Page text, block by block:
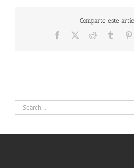
Comparte este
Facebook Reddit Tumblr
Search
for: